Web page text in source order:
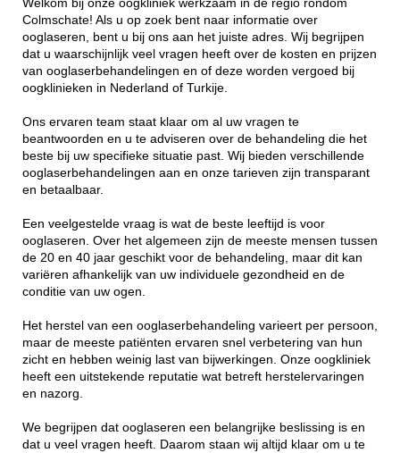
Welkom bij onze oogkliniek werkzaam in de regio rondom
Colmschate! Als u op zoek bent naar informatie over
ooglaseren, bent u bij ons aan het juiste adres. Wij begrijpen
dat u waarschijnlijk veel vragen heeft over de kosten en prijzen
van ooglaserbehandelingen en of deze worden vergoed bij
oogklinieken in Nederland of Turkije.
Ons ervaren team staat klaar om al uw vragen te
beantwoorden en u te adviseren over de behandeling die het
beste bij uw specifieke situatie past. Wij bieden verschillende
ooglaserbehandelingen aan en onze tarieven zijn transparant
en betaalbaar.
Een veelgestelde vraag is wat de beste leeftijd is voor
ooglaseren. Over het algemeen zijn de meeste mensen tussen
de 20 en 40 jaar geschikt voor de behandeling, maar dit kan
variëren afhankelijk van uw individuele gezondheid en de
conditie van uw ogen.
Het herstel van een ooglaserbehandeling varieert per persoon,
maar de meeste patiënten ervaren snel verbetering van hun
zicht en hebben weinig last van bijwerkingen. Onze oogkliniek
heeft een uitstekende reputatie wat betreft herstelervaringen
en nazorg.
We begrijpen dat ooglaseren een belangrijke beslissing is en
dat u veel vragen heeft. Daarom staan wij altijd klaar om u te